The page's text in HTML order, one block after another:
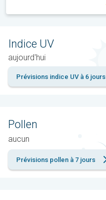
Indice UV
aujourd'hui
Prévisions indice UV à 6 jours
Pollen
aucun
Prévisions pollen à 7 jours